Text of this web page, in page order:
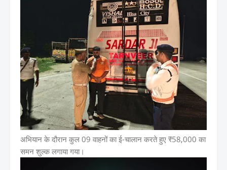
अभियान के दौरान कुल 09 वाहनों का ई-चालान करते हुए ₹58,000 का
समन शुल्क लगाया गया।